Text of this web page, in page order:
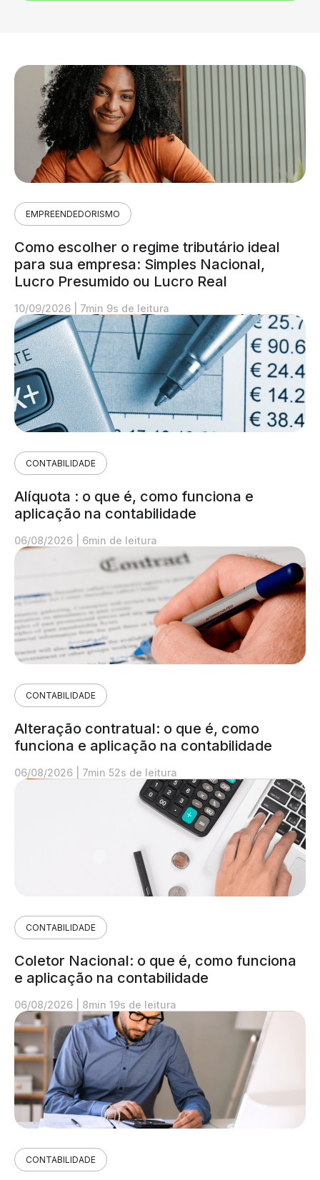
EMPREENDEDORISMO
Como escolher o regime tributário ideal
para sua empresa: Simples Nacional,
Lucro Presumido ou Lucro Real
10/09/2026 7min 9s de leitura
CONTABILIDADE
Alíquota : o que é, como funciona e
aplicação na contabilidade
06/08/2026 6min de leitura
CONTABILIDADE
Alteração contratual: o que é, como
funciona e aplicação na contabilidade
06/08/2026 7min 52s de leitura
CONTABILIDADE
Coletor Nacional: o que é, como funciona
e aplicação na contabilidade
06/08/2026 8min 19s de leitura
CONTABILIDADE